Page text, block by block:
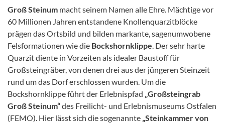
Groß Steinum macht seinem Namen alle Ehre. Mächtige vor
60 Millionen Jahren entstandene Knollenquarzitblöcke
prägen das Ortsbild und bilden markante, sagenumwobene
Felsformationen wie die Bockshornklippe . Der sehr harte
Quarzit diente in Vorzeiten als idealer Baustoff für
Großsteingräber, von denen drei aus der jüngeren Steinzeit
rund um das Dorf erschlossen wurden. Um die
Bockshornklippe führt der Erlebnispfad „Großsteingrab
Groß Steinum“des Freilicht- und Erlebnismuseums Ostfalen
(FEMO). Hier lässt sich die sogenannte „Steinkammer von